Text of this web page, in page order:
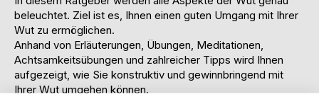
beleuchtet. Ziel ist es, Ihnen einen guten Umgang mit Ihrer
Wut zu ermöglichen.
Anhand von Erläuterungen, Übungen, Meditationen,
Achtsamkeitsübungen und zahlreicher Tipps wird Ihnen
aufgezeigt, wie Sie konstruktiv und gewinnbringend mit
Ihrer Wut umgehen können.